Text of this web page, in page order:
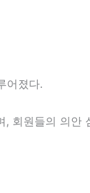
어졌다.
회원들의 의안